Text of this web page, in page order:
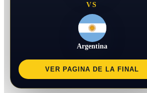
VS
Argentina
VER PAGINA DE LA FINAL